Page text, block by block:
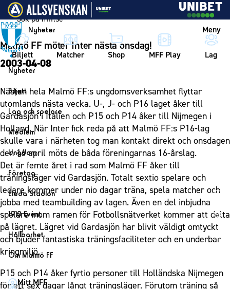
Vidare till innehållet
Nyheter Meny
Biljett Matcher Shop MFF Play Lag
Nyheter
Nyheter
Kalender
Biljett
Biljett
Årskort herr
Årskort dam
Mitt MFF
Biljetter till bortamatcher
Biljettvillkor
Lag och spelare
Lag
Herrlaget
Spelare
Ledarstab
Damlaget
Spelare
Ledarstab
Medlem
Medlemskap i Malmö FF
Årsmöte 2026
Ungdom
MFF Ungdom
Sommarfotboll
Skånecupen
Fotbollsskolan
Fotbollsnätverket
P19
F19
P17
Företag
Bli företagspartner
Nätverket
Klubbstolar
Partner dam
Eleda Stadion
Eleda Stadion
Erics Bar & Restaurang
Matchdag på Eleda Stadion
MFF-museet & rundvandringar
1910 Event
1910 Event
Fest & Event
Möte
Hållbarhet
Hållbarhet
Himmelsblå framtid – en match för miljön
MFF i samhället
Om Malmö FF
Om Malmö FF
Mitt MFF
Malmö FF möter Inter nästa onsdag!
2003-04-08
Nästan hela Malmö FF:s ungdomsverksamhet flyttar
utomlands nästa vecka. U-, J- och P16 laget åker till
Gardasjön i Italien och P15 och P14 åker till Nijmegen i
Holland. När Inter fick reda på att Malmö FF:s P16-lag
skulle vara i närheten tog man kontakt direkt och onsdagen
den 16 april möts de båda föreningarnas 16-årslag.
Det är femte året i rad som Malmö FF åker till
träningsläger vid Gardasjön. Totalt sextio spelare och
ledare kommer under nio dagar träna, spela matcher och
jobba med teambuilding av lagen. Även en del inbjudna
spelare inom ramen för Fotbollsnätverket kommer att delta
på lägret. Lägret vid Gardasjön har blivit väldigt omtyckt
och bjuder fantastiska träningsfaciliteter och en underbar
kringmiljö.
P15 och P14 åker fyrtio personer till Holländska Nijmegen
för ett sex dagar långt träningsläger. Förutom träning så